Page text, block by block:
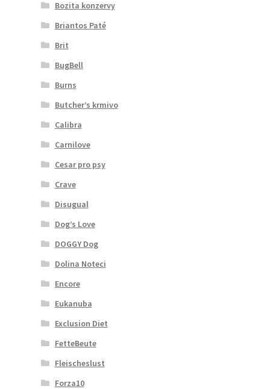
Bozita konzervy
Briantos Paté
Brit
BugBell
Burns
Butcher’s krmivo
Calibra
Carnilove
Cesar pro psy
Crave
Disugual
Dog’s Love
DOGGY Dog
Dolina Noteci
Encore
Eukanuba
Exclusion Diet
FetteBeute
Fleischeslust
Forza10